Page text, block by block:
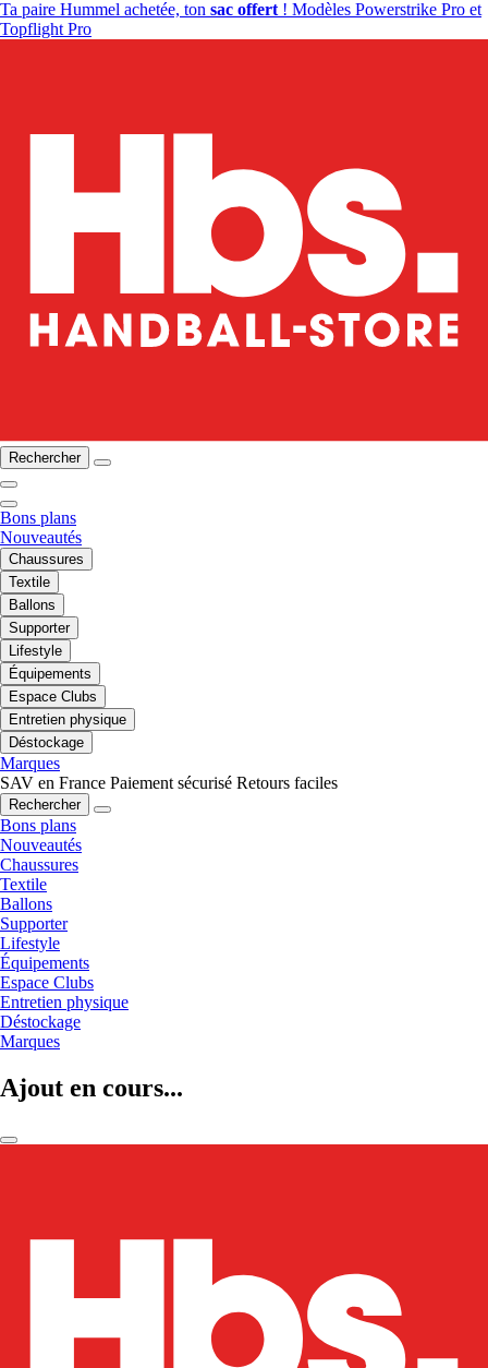
Ta paire Hummel achetée, ton sac offert ! Modèles Powerstrike Pro et
Topflight Pro
Rechercher
Bons plans
Nouveautés
Chaussures
Textile
Ballons
Supporter
Lifestyle
Équipements
Espace Clubs
Entretien physique
Déstockage
Marques
SAV en France Paiement sécurisé Retours faciles
Rechercher
Bons plans
Nouveautés
Chaussures
Textile
Ballons
Supporter
Lifestyle
Équipements
Espace Clubs
Entretien physique
Déstockage
Marques
Ajout en cours...